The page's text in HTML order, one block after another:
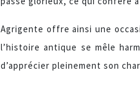
Agrigente offre ainsi une
l’histoire antique se mêle
d’apprécier pleinement son